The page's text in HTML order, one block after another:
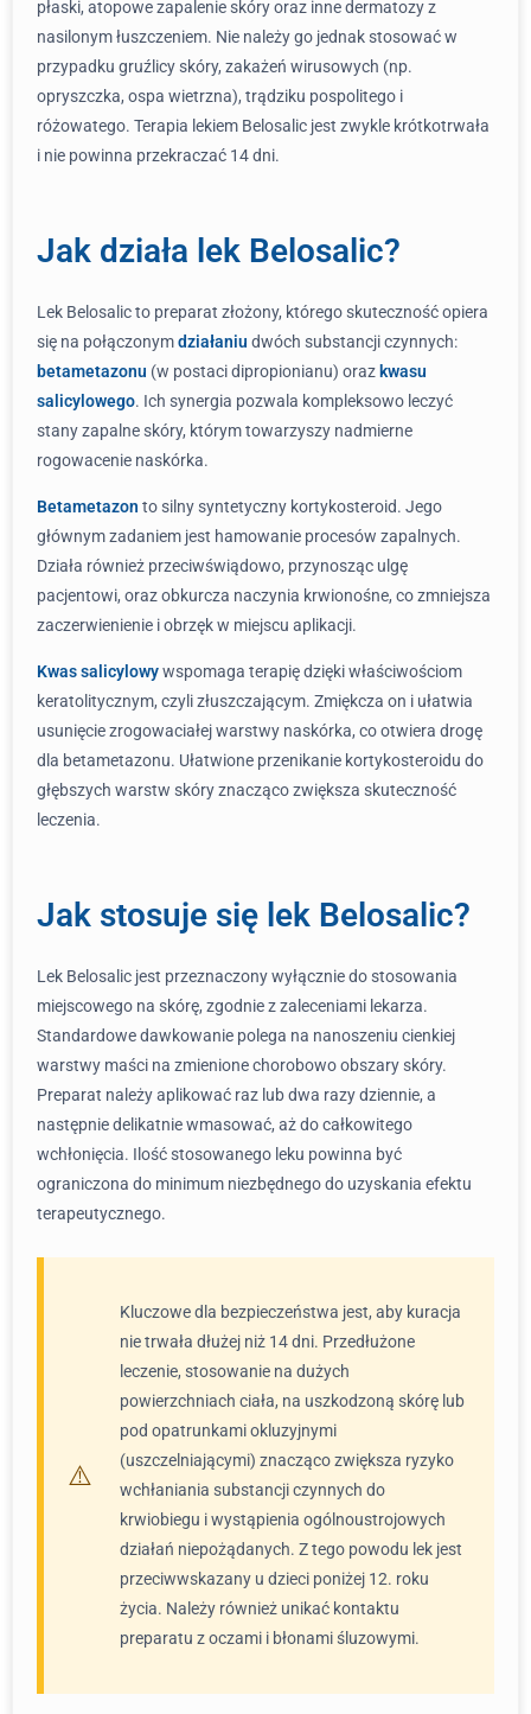
płaski, atopowe zapalenie skóry oraz inne dermatozy z
nasilonym łuszczeniem. Nie należy go jednak stosować w
przypadku gruźlicy skóry, zakażeń wirusowych (np.
opryszczka, ospa wietrzna), trądziku pospolitego i
różowatego. Terapia lekiem Belosalic jest zwykle krótkotrwała
i nie powinna przekraczać 14 dni.
Jak działa lek Belosalic?
Lek Belosalic to preparat złożony, którego skuteczność opiera
się na połączonymdziałaniu dwóch substancji czynnych:
betametazonu (w postaci dipropionianu) oraz kwasu
salicylowego. Ich synergia pozwala kompleksowo leczyć
stany zapalne skóry, którym towarzyszy nadmierne
rogowacenie naskórka.
Betametazon to silny syntetyczny kortykosteroid. Jego
głównym zadaniem jest hamowanie procesów zapalnych.
Działa również przeciwświądowo, przynosząc ulgę
pacjentowi, oraz obkurcza naczynia krwionośne, co zmniejsza
zaczerwienienie i obrzęk w miejscu aplikacji.
Kwas salicylowywspomaga terapię dzięki właściwościom
keratolitycznym, czyli złuszczającym. Zmiękcza on i ułatwia
usunięcie zrogowaciałej warstwy naskórka, co otwiera drogę
dla betametazonu. Ułatwione przenikanie kortykosteroidu do
głębszych warstw skóry znacząco zwiększa skuteczność
leczenia.
Jak stosuje się lek Belosalic?
Lek Belosalic jest przeznaczony wyłącznie do stosowania
miejscowego na skórę, zgodnie z zaleceniami lekarza.
Standardowe dawkowanie polega na nanoszeniu cienkiej
warstwy maści na zmienione chorobowo obszary skóry.
Preparat należy aplikować raz lub dwa razy dziennie, a
następnie delikatnie wmasować, aż do całkowitego
wchłonięcia. Ilość stosowanego leku powinna być
ograniczona do minimum niezbędnego do uzyskania efektu
terapeutycznego.
Kluczowe dla bezpieczeństwa jest, aby kuracja
nie trwała dłużej niż 14 dni. Przedłużone
leczenie, stosowanie na dużych
powierzchniach ciała, na uszkodzoną skórę lub
pod opatrunkami okluzyjnymi
(uszczelniającymi) znacząco zwiększa ryzyko
wchłaniania substancji czynnych do
krwiobiegu i wystąpienia ogólnoustrojowych
działań niepożądanych. Z tego powodu lek jest
przeciwwskazany u dzieci poniżej 12. roku
życia. Należy również unikać kontaktu
preparatu z oczami i błonami śluzowymi.